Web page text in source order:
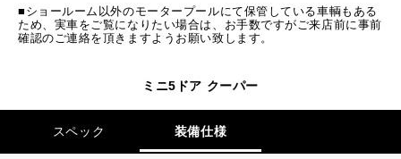
■ショールーム以外のモータープールにて保管している車輌もある
ため、実車をご覧になりたい場合は、お手数ですがご来店前に事前
確認のご連絡を頂きますようお願い致します。
ミニ5ドア クーパー
スペック 装備仕様